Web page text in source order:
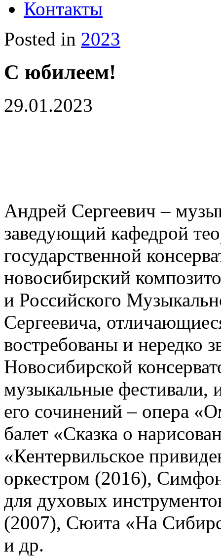
Контакты
Posted in 2023
С юбилеем!
29.01.2023
Андрей Сергеевич –
заведующий кафедрой
государственной
новосибирский
и Российского
Сергеевича,
востребованы и нередко
Новосибирской
музыкальные фестивали,
его сочинений – опера
балет «Сказка о
«Кентервильское
оркестром (2016),
для духовых
(2007), Сюита «На
и др.